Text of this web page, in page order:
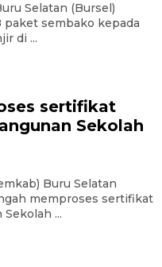
Selatan (Bursel)
paket sembako kepada
di ...
sertifikat
Sekolah
Buru Selatan
memproses sertifikat
...